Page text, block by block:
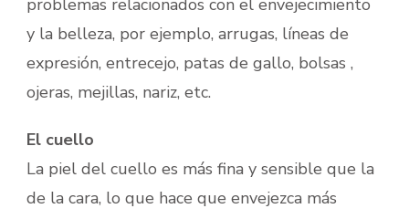
problemas relacionados con el envejecimiento
y la belleza, por ejemplo, arrugas, líneas de
expresión, entrecejo, patas de gallo, bolsas ,
ojeras, mejillas, nariz, etc.
El cuello
La piel del cuello es más fina y sensible que la
de la cara, lo que hace que envejezca más